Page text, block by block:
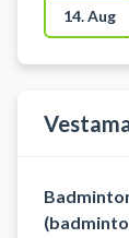
at se
14. Aug